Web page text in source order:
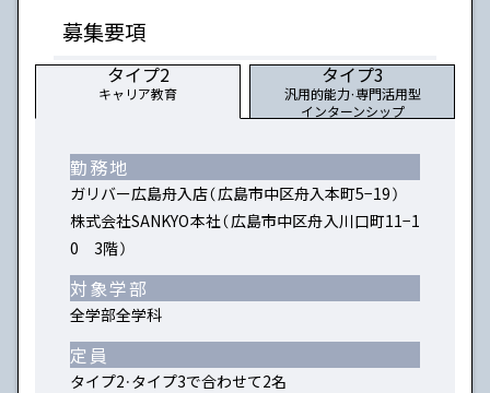
募集要項
タイプ2
キャリア教育
タイプ3
汎用的能力・専門活用型
インターンシップ
勤務地
ガリバー広島舟入店（広島市中区舟入本町5−19）
株式会社SANKYO本社（広島市中区舟入川口町11−1
0 3階）
対象学部
全学部全学科
定員
タイプ2・タイプ3で合わせて2名